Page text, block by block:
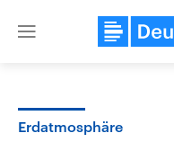
Close
Erdatmosphäre